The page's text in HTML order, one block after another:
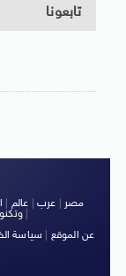
تابعونا
مصر عرب عالم
|
عن الموقع
سياسة